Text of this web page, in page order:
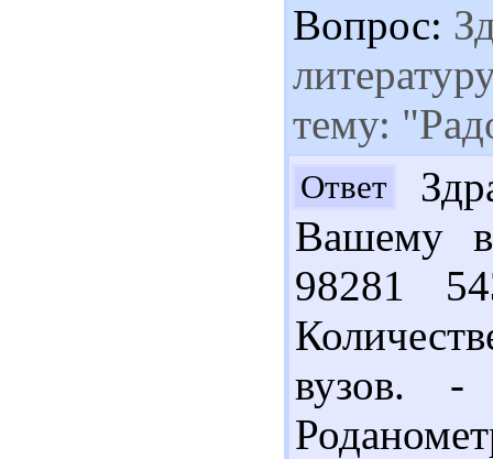
Вопрос:
тему:
Ответ
Вашему
98281
вузов.